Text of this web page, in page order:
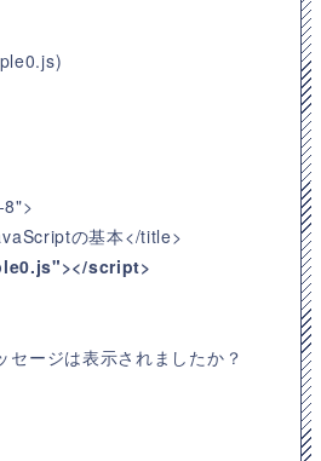
の基本</title>
script>
ージは表示されましたか？